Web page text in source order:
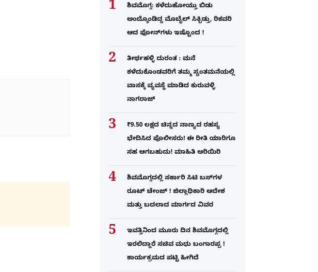
ಶಿವಮೊಗ್ಗ: ಕಳೆದುಹೋಯ್ತು ಬಿಡು
ಅಂದ್ಕೊಂಡಿದ್ದ ಮೊಬೈಲ್​ ಸಿಕ್ಬಿಡ್ತು, ರಿಕವರಿ
ಆದ ಫೋನ್​ಗಳು​ ಇಷ್ಟೊಂದ !
ತೀರ್ಥಹಳ್ಳಿ ದುರಂತ : ಮನೆ
ಕಳೆದುಕೊಂಡವರಿಗೆ ತಮ್ಮ ಸ್ವಂತಮನೆಯಲ್ಲಿ
ವಾಸಕ್ಕೆ ವ್ಯವಸ್ಥೆ ಮಾಡಿದ ಕುರುವಳ್ಳಿ
ನಾಗರಾಜ್​​
₹9.50 ಲಕ್ಷದ ಚಿನ್ನದ ನಾಣ್ಯದ ರಹಸ್ಯ
ಭೇದಿಸಿದ ಪೊಲೀಸರು! ಈ ರೀತಿ ಯಾರಿಗೂ
ಸಹ ಆಗಬಹುದು! ಮಾಹಿತಿ ಅರಿಯಿರಿ
ಶಿವಮೊಗ್ಗದಲ್ಲಿ ಸರ್ಕಾರಿ ಸಿಟಿ ಬಸ್​ಗಳ
ರೂಟ್ ಚೇಂಜ್ ! ಜಿಲ್ಲಾಧಿಕಾರಿ ಆದೇಶ
ಮತ್ತು ಬದಲಾದ ಮಾರ್ಗದ ವಿವರ
ಇವತ್ತಿನಿಂದ ಮೂರು ದಿನ ಶಿವಮೊಗ್ಗದಲ್ಲಿ
ಇರಲಿದ್ದಾರೆ ಸಚಿವ ಮಧು ಬಂಗಾರಪ್ಪ !
ಕಾರ್ಯಕ್ರಮದ ಪಟ್ಟಿ ಹೀಗಿದೆ